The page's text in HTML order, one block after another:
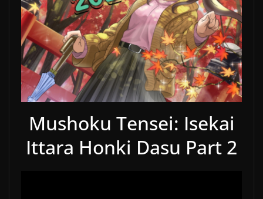
Mushoku Tensei: Isekai
Ittara Honki Dasu Part 2